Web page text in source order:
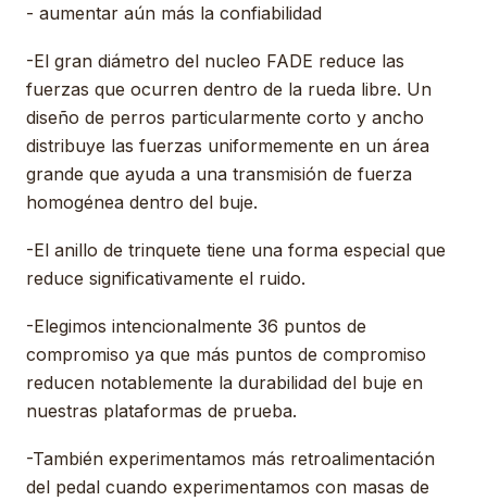
- aumentar aún más la confiabilidad
-El gran diámetro del nucleo FADE reduce las
fuerzas que ocurren dentro de la rueda libre. Un
diseño de perros particularmente corto y ancho
distribuye las fuerzas uniformemente en un área
grande que ayuda a una transmisión de fuerza
homogénea dentro del buje.
-El anillo de trinquete tiene una forma especial que
reduce significativamente el ruido.
-Elegimos intencionalmente 36 puntos de
compromiso ya que más puntos de compromiso
reducen notablemente la durabilidad del buje en
nuestras plataformas de prueba.
-También experimentamos más retroalimentación
del pedal cuando experimentamos con masas de